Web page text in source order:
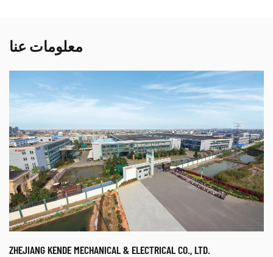
مع براءة اختراع صينية معتمدة ●العمل بشكل...
اقرأ أكثر
معلومات عنا
ZHEJIANG KENDE MECHANICAL & ELECTRICAL CO., LTD.